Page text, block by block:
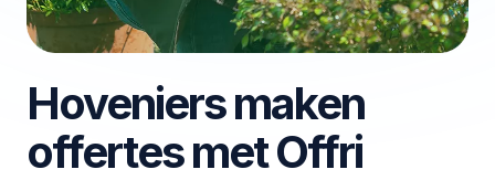
Hoveniers maken
offertes met Offri